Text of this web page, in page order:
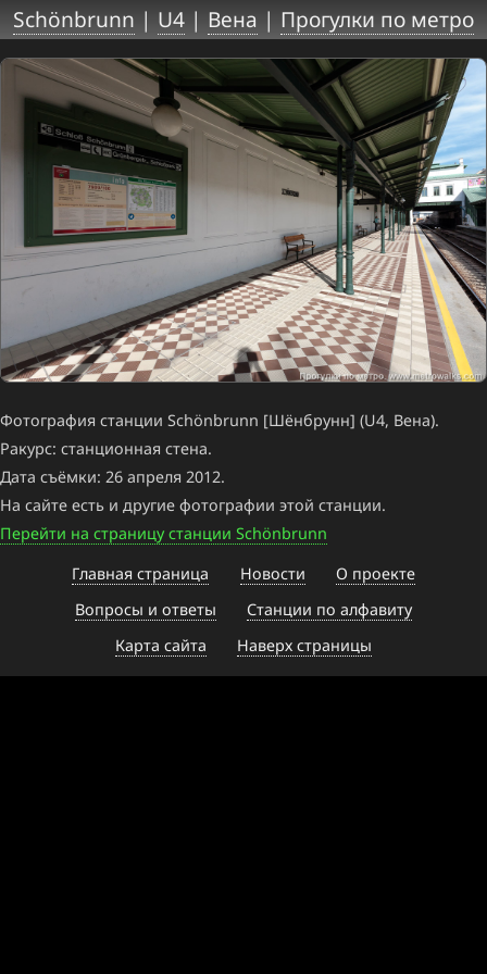
Schönbrunn | U4 | Вена | Прогулки по метро
Фотография станции Schönbrunn [Шёнбрунн] (U4, Вена).
Ракурс: станционная стена.
Дата съёмки: 26 апреля 2012.
На сайте есть и другие фотографии этой станции.
Перейти на страницу станции Schönbrunn
Главная страница
Новости
О проекте
Вопросы и ответы
Станции по алфавиту
Карта сайта
Наверх страницы